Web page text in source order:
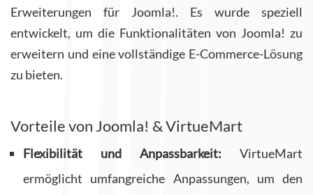
Erweiterungen für Joomla!. Es wurde speziell
entwickelt, um die Funktionalitäten von Joomla! zu
erweitern und eine vollständige E-Commerce-Lösung
zu bieten.
Vorteile von Joomla! & VirtueMart
Flexibilität und Anpassbarkeit: VirtueMart
ermöglicht umfangreiche Anpassungen, um den